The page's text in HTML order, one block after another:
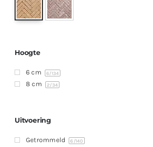
Hoogte
6 cm 6/134
8 cm 2/34
Uitvoering
Getrommeld 6 /140